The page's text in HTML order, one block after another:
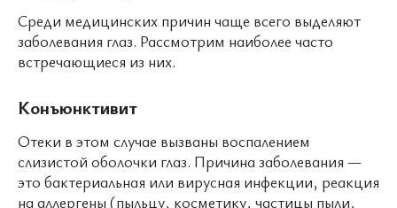
Среди медицинских причин чаще всего выделяют
заболевания глаз. Рассмотрим наиболее часто
встречающиеся из них.
Конъюнктивит
Отеки в этом случае вызваны воспалением
слизистой оболочки глаз. Причина заболевания —
это бактериальная или вирусная инфекции, реакция
на аллергены (пыльцу, косметику, частицы пыли,